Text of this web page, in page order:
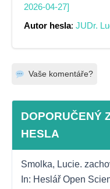
2026-04-27]
Autor hesla: JUDr.
Vaše komentáře?
DOPORUČENÝ
HESLA
Smolka, Lucie.
In: Heslář Open